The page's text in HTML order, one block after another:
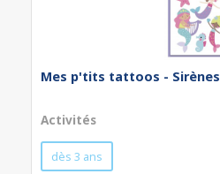
Mes p'tits tattoos - Sirènes
Activités
dès 3 ans